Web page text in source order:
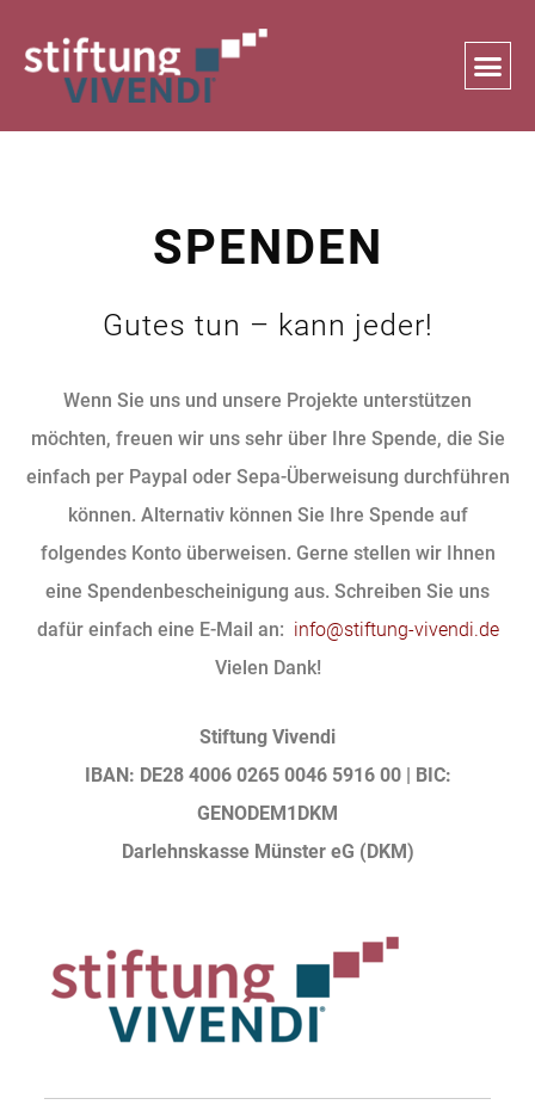
Inhalt
springen
SPENDEN
Gutes tun – kann jeder!
Wenn Sie uns und unsere Projekte unterstützen
möchten, freuen wir uns sehr über Ihre Spende, die Sie
einfach per Paypal oder Sepa-Überweisung durchführen
können. Alternativ können Sie Ihre Spende auf
folgendes Konto überweisen. Gerne stellen wir Ihnen
eine Spendenbescheinigung aus. Schreiben Sie uns
dafür einfach eine E-Mail an: info@stiftung-vivendi.de
Vielen Dank!
Stiftung Vivendi
IBAN: DE28 4006 0265 0046 5916 00 | BIC:
GENODEM1DKM
Darlehnskasse Münster eG (DKM)